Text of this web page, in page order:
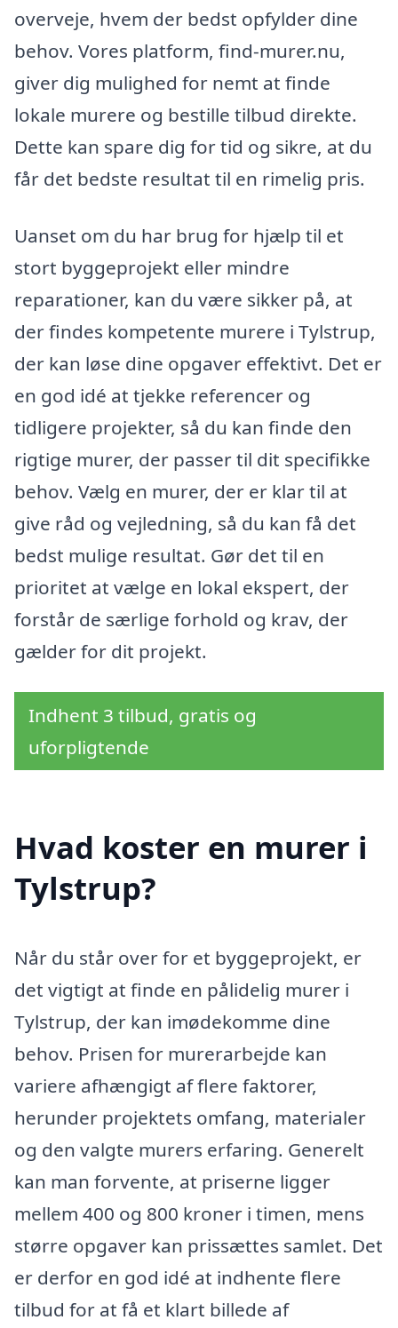
overveje, hvem der bedst opfylder dine
behov. Vores platform, find-murer.nu,
giver dig mulighed for nemt at finde
lokale murere og bestille tilbud direkte.
Dette kan spare dig for tid og sikre, at du
får det bedste resultat til en rimelig pris.
Uanset om du har brug for hjælp til et
stort byggeprojekt eller mindre
reparationer, kan du være sikker på, at
der findes kompetente murere i Tylstrup,
der kan løse dine opgaver effektivt. Det er
en god idé at tjekke referencer og
tidligere projekter, så du kan finde den
rigtige murer, der passer til dit specifikke
behov. Vælg en murer, der er klar til at
give råd og vejledning, så du kan få det
bedst mulige resultat. Gør det til en
prioritet at vælge en lokal ekspert, der
forstår de særlige forhold og krav, der
gælder for dit projekt.
Indhent 3 tilbud, gratis og
uforpligtende
Hvad koster en murer i
Tylstrup?
Når du står over for et byggeprojekt, er
det vigtigt at finde en pålidelig murer i
Tylstrup, der kan imødekomme dine
behov. Prisen for murerarbejde kan
variere afhængigt af flere faktorer,
herunder projektets omfang, materialer
og den valgte murers erfaring. Generelt
kan man forvente, at priserne ligger
mellem 400 og 800 kroner i timen, mens
større opgaver kan prissættes samlet. Det
er derfor en god idé at indhente flere
tilbud for at få et klart billede af